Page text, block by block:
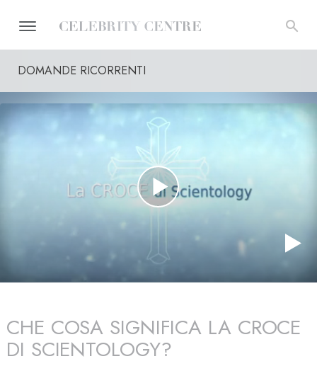
DOMANDE RICORRENTI
CHE COSA SIGNIFICA LA CROCE
DI SCIENTOLOGY?